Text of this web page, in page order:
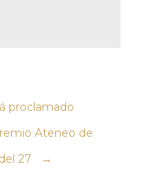
proclamado
Ateneo de
27
→